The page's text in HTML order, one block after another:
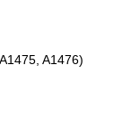
A1476)